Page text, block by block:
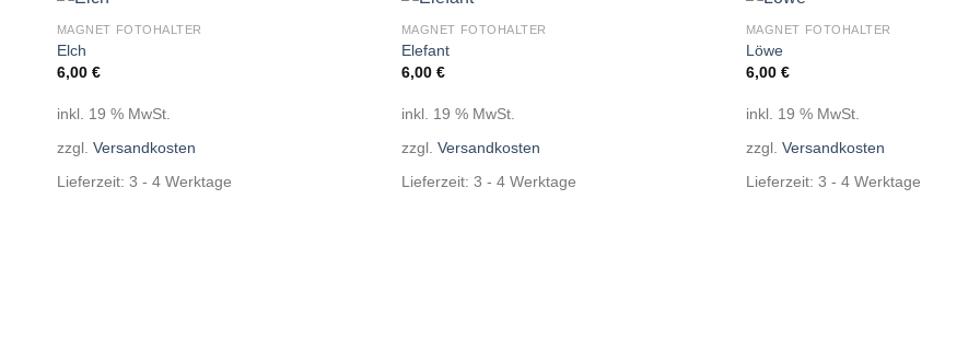
MAGNET FOTOHALTER
Elch
6,00 €
inkl. 19 % MwSt.
zzgl. Versandkosten
Lieferzeit: 3 - 4 Werktage
MAGNET FOTOHALTER
Elefant
6,00 €
inkl. 19 % MwSt.
zzgl. Versandkosten
Lieferzeit: 3 - 4 Werktage
MAGNET FOTOHALTER
Löwe
6,00 €
inkl. 19 % MwSt.
zzgl. Versandkosten
Lieferzeit: 3 - 4 Werktage